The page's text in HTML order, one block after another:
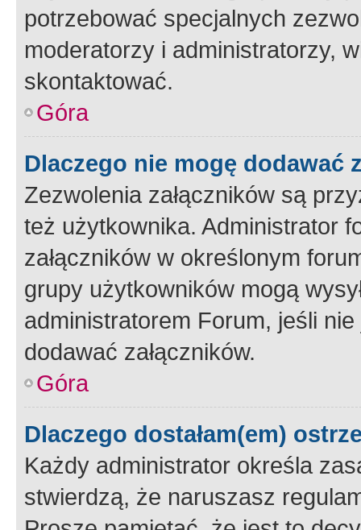
potrzebować specjalnych
moderatorzy i administratorzy,
skontaktować.
Góra
Dlaczego nie mogę dodawać
Zezwolenia załączników są
też użytkownika. Administrator
załączników w określonym
grupy użytkowników mogą
administratorem Forum, jeśli
dodawać załączników.
Góra
Dlaczego dostałam(em)
Każdy administrator określa
stwierdzą, że naruszasz